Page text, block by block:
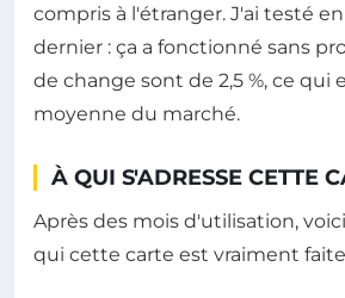
compris à l'étranger. J'ai testé
dernier : ça a fonctionné sans
de change sont de 2,5 %, ce qui
moyenne du marché.
À QUI S'ADRESSE CETTE
Après des mois d'utilisation,
qui cette carte est vraiment